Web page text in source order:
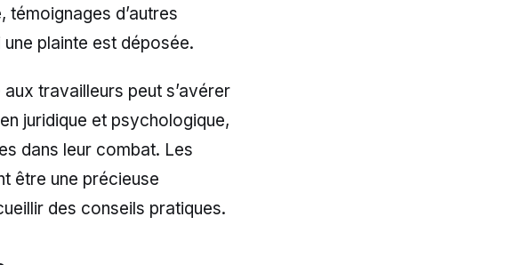
d’autres
plainte est déposée.
travailleurs peut s’avérer
juridique et psychologique,
dans leur combat. Les
être une précieuse
des conseils pratiques.